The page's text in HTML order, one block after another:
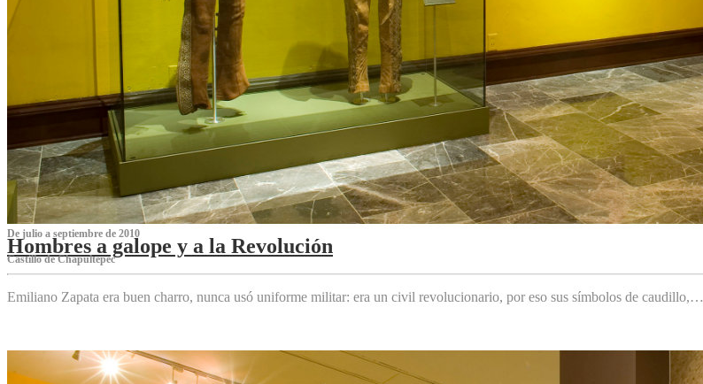
De julio a septiembre de 2010
Hombres a galope y a la Revolución
Castillo de Chapultepec
Emiliano Zapata era buen charro, nunca usó uniforme militar: era un civil revolucionario, por eso sus símbolos de caudillo,…